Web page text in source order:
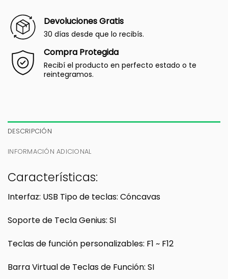
Devoluciones Gratis
30 días desde que lo recibís.
Compra Protegida
Recibí el producto en perfecto estado o te
reintegramos.
DESCRIPCIÓN
INFORMACIÓN ADICIONAL
Características:
Interfaz: USB Tipo de teclas: Cóncavas
Soporte de Tecla Genius: SI
Teclas de función personalizables: F1 ~ F12
Barra Virtual de Teclas de Función: SI